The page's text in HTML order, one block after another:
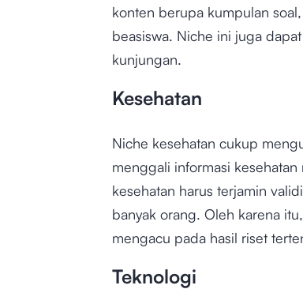
konten berupa kumpulan
beasiswa. Niche ini juga
kunjungan.
Kesehatan
Niche kesehatan cukup
menggali informasi
kesehatan harus terjamin
banyak orang. Oleh karena
mengacu pada hasil riset
Teknologi